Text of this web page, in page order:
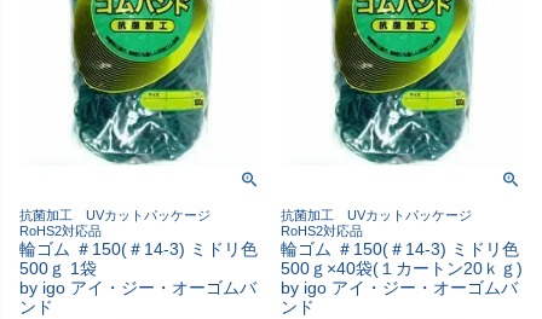
抗菌加工 UVカットパッケージ
RoHS2対応品
輪ゴム ＃150(＃14-3) ミドリ色
500ｇ 1袋
by igo アイ・ジー・オーゴムバ
ンド
抗菌加工 UVカットパッケージ
RoHS2対応品
輪ゴム ＃150(＃14-3) ミドリ色
500ｇ×40袋(１カートン20ｋｇ)
by igo アイ・ジー・オーゴムバ
ンド